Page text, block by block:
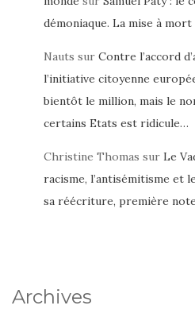
démoniaque. La mise à
Nauts sur Contre l’accord
l’initiative citoyenne
bientôt le million, mais le
certains Etats est ridicule…
Christine Thomas sur Le
racisme, l’antisémitisme et
sa réécriture, première note
Archives